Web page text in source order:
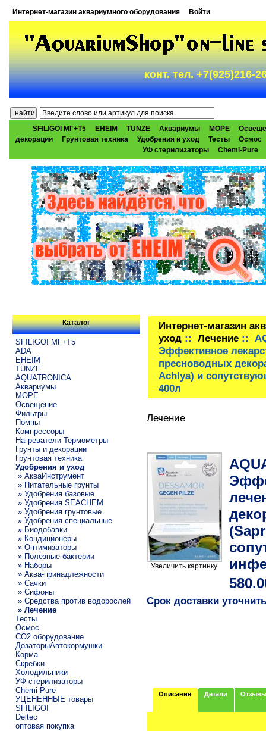
Интернет-магазин аквариумного оборудования Войти
конт. тел. +7(925)216-
SFILIGOI МГ+Т5 EHEIM TUNZE Аквариумы МОРЕ
декорации
Грунтовая техника Удобрения и уход Тесты
Осмос
УФ стерилизаторы
Chemi-Pure
Каталог
SFILIGOI МГ+Т5
ADA
EHEIM
TUNZE
AQUATRONICA
Аквариумы
МОРЕ
Освещение
Фильтры
Помпы
Компрессоры
Нагреватели Термометры
Грунты и декорации
Грунтовая техника
Удобрения и уход
» АкваИнструмент
» Питательные грунты
» Удобрения базовые
» Удобрения SEACHEM
» Удобрения грунтовые
» Удобрения специальные
» Биодобавки
» Кондиционеры
» Оптимизаторы
» Полезные бактерии
» Наборы
» Аква-принадлежности
» Сачки
» Сифоны
» Средства против водорослей
» Лечение
Тесты
Осмос
CO2 оборудование
ДозаторыАвтокормушки
Корма
Скребки
Холодильники
УФ стерилизаторы
Chemi-Pure
УЦЕНЁННЫЕ товары
SFILIGOI
Deltec
оптовая покупка
Интернет-магазин
уход:: Лечение::
Эффективное
пресноводных
Achlya) и
400л
Лечение
Увеличить картинку
Срок доставки уточнить
Описание Детали Отзывы